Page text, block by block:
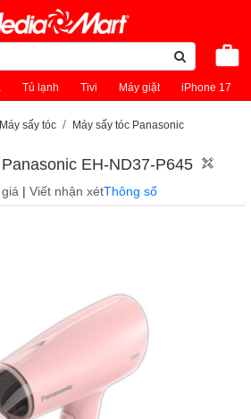
Tủ lạnh Tivi Máy giặt iPhone 17
Máy sấy tóc Máy sấy tóc Panasonic
EH-ND37-P645
| Viết nhận xétThông số